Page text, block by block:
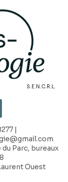
S.E.N.C.R.L.
|
Parc, bureaux
Ouest